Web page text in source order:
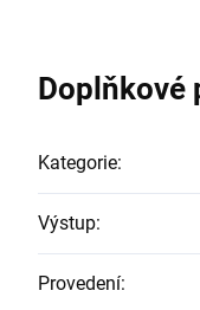
Doplňkové
Kategorie:
Výstup:
Provedení: